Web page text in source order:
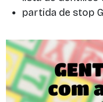
partida de stop